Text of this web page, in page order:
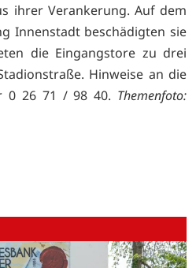
ihrer Verankerung. Auf dem
Innenstadt beschädigten sie
die Eingangstore zu drei
Hinweise an die
0 26 71 / 98 40. Themenfoto: